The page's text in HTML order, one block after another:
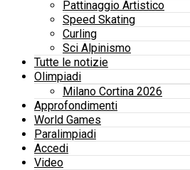
Pattinaggio Artistico
Speed Skating
Curling
Sci Alpinismo
Tutte le notizie
Olimpiadi
Milano Cortina 2026
Approfondimenti
World Games
Paralimpiadi
Accedi
Video